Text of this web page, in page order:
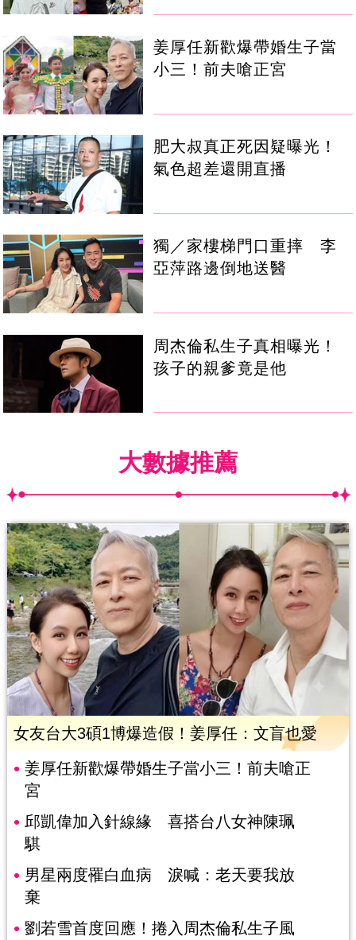
姜厚任新歡爆帶婚生子當
小三！前夫嗆正宮
肥大叔真正死因疑曝光！
氣色超差還開直播
獨／家樓梯門口重摔 李
亞萍路邊倒地送醫
周杰倫私生子真相曝光！
孩子的親爹竟是他
大數據推薦
女友台大3碩1博爆造假！姜厚任：文盲也愛
姜厚任新歡爆帶婚生子當小三！前夫嗆正
宮
邱凱偉加入針線緣 喜搭台八女神陳珮
騏
男星兩度罹白血病 淚喊：老天要我放
棄
劉若雪首度回應！捲入周杰倫私生子風